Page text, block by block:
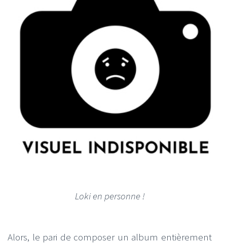
Loki en personne !
Alors, le pari de composer un album entièrement